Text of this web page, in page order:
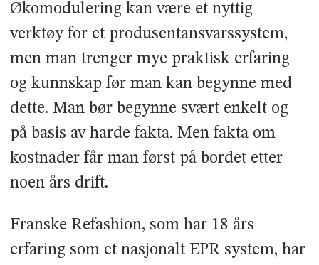
Økomodulering kan være et nyttig
verktøy for et produsentansvarssystem,
men man trenger mye praktisk erfaring
og kunnskap før man kan begynne med
dette. Man bør begynne svært enkelt og
på basis av harde fakta. Men fakta om
kostnader får man først på bordet etter
noen års drift.
Franske Refashion, som har 18 års
erfaring som et nasjonalt EPR system, har